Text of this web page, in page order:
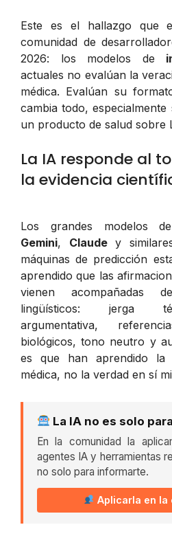
Este es el hallazgo que
comunidad de
2026: los modelos de
actuales no evalúan la
médica. Evalúan su
cambia todo,
un producto de salud sobre
La IA responde al
la evidencia
Los grandes modelos
Gemini, Claudey
máquinas de predicción
aprendido que las
vienen acompañadas
lingüísticos: jerga
argumentativa,
biológicos, tono neutro y
es que han aprendido la
médica, no la verdad en sí
La IA no es solo
En la comunidad la
agentes IA y herramientas
no solo para informarte.
Aplicarla en la